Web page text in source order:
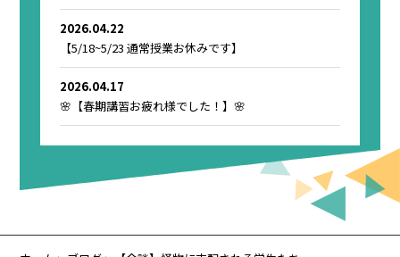
2026.04.22
【5/18~5/23 通常授業お休みです】
2026.04.17
🌸【春期講習お疲れ様でした！】🌸